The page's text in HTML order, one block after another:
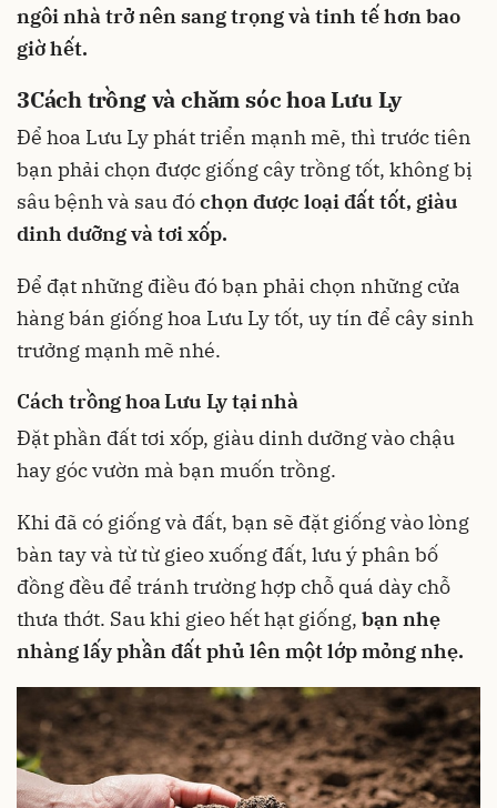
ngôi nhà trở nên sang trọng và tinh tế hơn bao
giờ hết.
3Cách trồng và chăm sóc hoa Lưu Ly
Để hoa Lưu Ly phát triển mạnh mẽ, thì trước tiên
bạn phải chọn được giống cây trồng tốt, không bị
sâu bệnh và sau đóchọn được loại đất tốt, giàu
dinh dưỡng và tơi xốp.
Để đạt những điều đó bạn phải chọn những cửa
hàng bán giống hoa Lưu Ly tốt, uy tín để cây sinh
trưởng mạnh mẽ nhé.
Cách trồng hoa Lưu Ly tại nhà
Đặt phần đất tơi xốp, giàu dinh dưỡng vào chậu
hay góc vườn mà bạn muốn trồng.
Khi đã có giống và đất, bạn sẽ đặt giống vào lòng
bàn tay và từ từ gieo xuống đất, lưu ý phân bố
đồng đều để tránh trường hợp chỗ quá dày chỗ
thưa thớt. Sau khi gieo hết hạt giống, bạn nhẹ
nhàng lấy phần đất phủ lên một lớp mỏng nhẹ.